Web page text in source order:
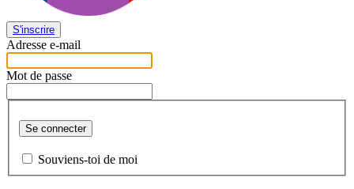
S'inscrire
Adresse e-mail
Mot de passe
Se connecter
Souviens-toi de moi